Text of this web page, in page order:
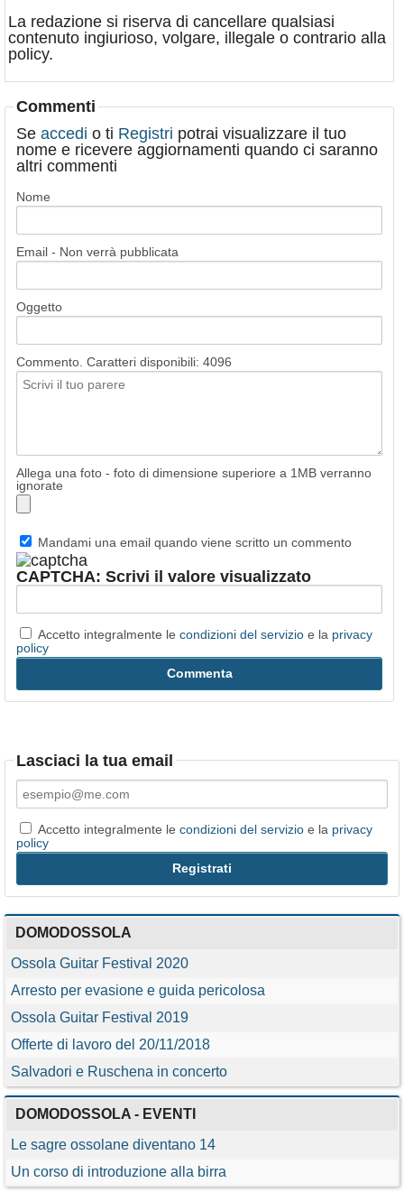
La redazione si riserva di cancellare qualsiasi
contenuto ingiurioso, volgare, illegale o contrario alla
policy.
Commenti
Se accedi o ti Registri potrai visualizzare il tuo
nome e ricevere aggiornamenti quando ci saranno
altri commenti
Nome
Email - Non verrà pubblicata
Oggetto
Commento. Caratteri disponibili: 4096
Allega una foto - foto di dimensione superiore a 1MB verranno
ignorate
Mandami una email quando viene scritto un commento
CAPTCHA: Scrivi il valore visualizzato
Accetto integralmente le condizioni del servizio e la privacy
policy
Lasciaci la tua email
Accetto integralmente le condizioni del servizio e la privacy
policy
DOMODOSSOLA
Ossola Guitar Festival 2020
Arresto per evasione e guida pericolosa
Ossola Guitar Festival 2019
Offerte di lavoro del 20/11/2018
Salvadori e Ruschena in concerto
DOMODOSSOLA - EVENTI
Le sagre ossolane diventano 14
Un corso di introduzione alla birra